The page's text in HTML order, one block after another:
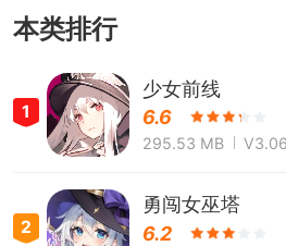
本类排行
1
少女前线
6.6
295.53 MB
2
勇闯女巫塔
6.2